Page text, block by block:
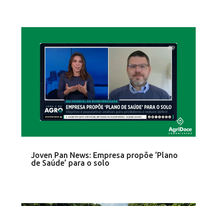
Joven Pan News: Empresa propõe ‘Plano
de Saúde’ para o solo